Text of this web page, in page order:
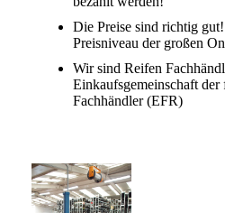
Die Preise sind richtig
Preisniveau der großen
Wir sind Reifen
Einkaufsgemeinschaft der
Fachhändler (EFR)